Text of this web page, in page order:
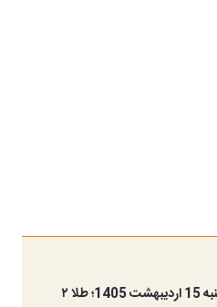
قیمت طلا و سکه امروز سه شنبه 15 اردیبهشت 1405؛ طلا ۲